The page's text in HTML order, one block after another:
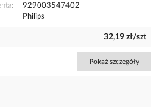
929003547402
Philips
32,19 zł/szt
Pokaż szczegóły